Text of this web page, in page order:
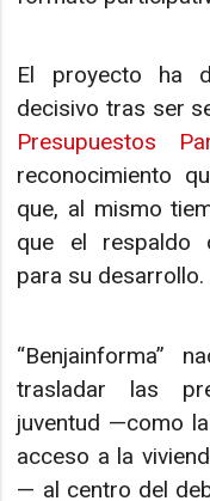
El proyecto ha
decisivo tras ser
Presupuestos
reconocimiento
que, al mismo
que el respaldo
para su desarrollo.
“Benjainforma”
trasladar las
juventud —como
acceso a la
— al centro del